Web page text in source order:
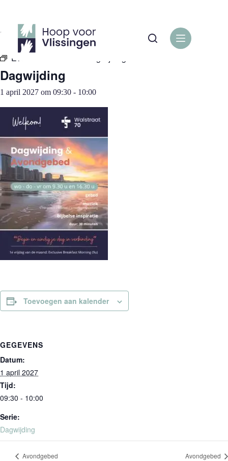
inhoud
« Alle Evenementen
Evenementenreeks:
Dagwijding
1 april 2027 om 09:30 - 10:00
Toevoegen aan kalender
GEGEVENS
Datum:
1 april 2027
Tijd:
09:30 - 10:00
Serie:
Dagwijding
Avondgebed Avondgebed